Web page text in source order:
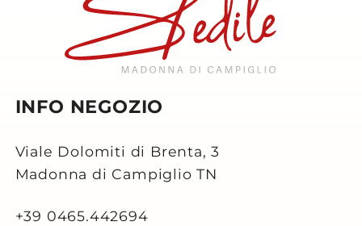
INFO NEGOZIO
Viale Dolomiti di Brenta, 3
Madonna di Campiglio TN
+39 0465.442694